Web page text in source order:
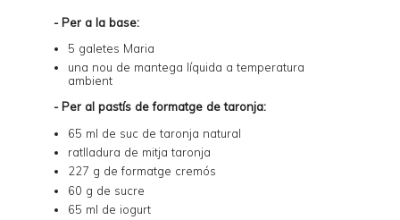
- Per a la base:
5 galetes Maria
una nou de mantega líquida a temperatura
ambient
- Per al pastís de formatge de taronja:
65 ml de suc de taronja natural
ratlladura de mitja taronja
227 g de formatge cremós
60 g de sucre
65 ml de iogurt